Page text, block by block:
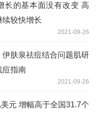
长的基本面没有改变 高
续较快增长
2021-09-26
肤泉祛痘结合问题肌研
痘指南
2021-09-26
元 增幅高于全国31.7个